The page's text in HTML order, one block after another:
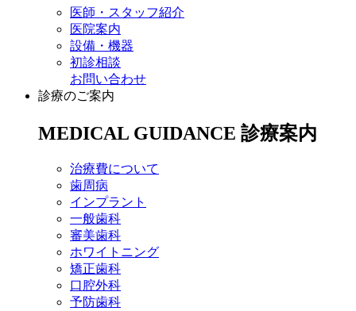
医師・スタッフ紹介
医院案内
設備・機器
初診相談
お問い合わせ
診療のご案内
MEDICAL GUIDANCE 診療案内
治療費について
歯周病
インプラント
一般歯科
審美歯科
ホワイトニング
矯正歯科
口腔外科
予防歯科